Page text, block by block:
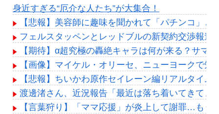
Powered by livedoor 相互RSS
身近すぎる“厄介な人たち”が大集合！
【悲報】美容師に趣味を聞かれて「パチンコ」と
フェルスタッペンとレッドブルの新契約交渉報道
【期待】α超究極の轟絶キャラは何が来る？サマ
【画像】マイケル・オリーセ、ニューヨークで
【悲報】ちいかわ原作セイレーン編リアルタイ
渡邊渚さん、近況報告「最近は落ち着いてきてま
【言葉狩り】「ママ応援」が炎上して謝罪…もう